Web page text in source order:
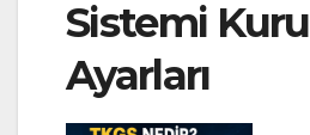
Sistemi
Ayarları